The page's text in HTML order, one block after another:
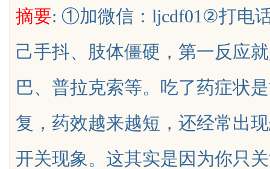
uz
摘要: ①加微信：ljcdf01②打电
己手抖、肢体僵硬，第一反应
巴、普拉克索等。吃了药症状
复，药效越来越短，还经常出
开关现象。这其实是因为你只